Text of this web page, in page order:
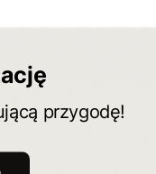
przygodę!